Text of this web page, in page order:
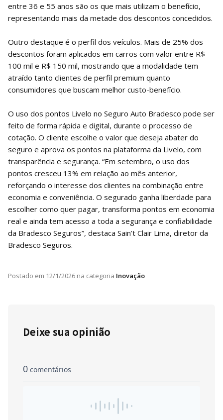
entre 36 e 55 anos são os que mais utilizam o benefício,
representando mais da metade dos descontos concedidos.
Outro destaque é o perfil dos veículos. Mais de 25% dos
descontos foram aplicados em carros com valor entre R$
100 mil e R$ 150 mil, mostrando que a modalidade tem
atraído tanto clientes de perfil premium quanto
consumidores que buscam melhor custo-benefício.
O uso dos pontos Livelo no Seguro Auto Bradesco pode ser
feito de forma rápida e digital, durante o processo de
cotação. O cliente escolhe o valor que deseja abater do
seguro e aprova os pontos na plataforma da Livelo, com
transparência e segurança. “Em setembro, o uso dos
pontos cresceu 13% em relação ao mês anterior,
reforçando o interesse dos clientes na combinação entre
economia e conveniência. O segurado ganha liberdade para
escolher como quer pagar, transforma pontos em economia
real e ainda tem acesso a toda a segurança e confiabilidade
da Bradesco Seguros”, destaca Sain’t Clair Lima, diretor da
Bradesco Seguros.
Postado em 12/1/2026 na categoria Inovação
Deixe sua opinião